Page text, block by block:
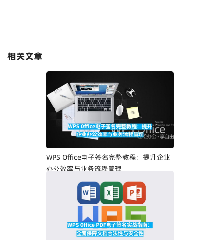
相关文章
WPS Office电子签名完整教程：提升企业
办公效率与业务流程管理